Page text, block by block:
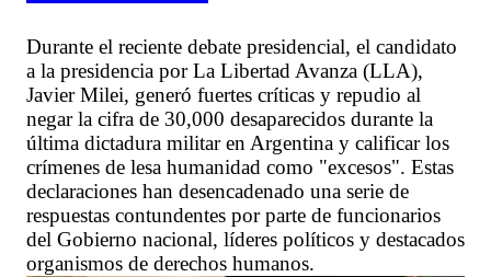
Durante el reciente debate presidencial, el candidato
a la presidencia por La Libertad Avanza (LLA),
Javier Milei, generó fuertes críticas y repudio al
negar la cifra de 30,000 desaparecidos durante la
última dictadura militar en Argentina y calificar los
crímenes de lesa humanidad como "excesos". Estas
declaraciones han desencadenado una serie de
respuestas contundentes por parte de funcionarios
del Gobierno nacional, líderes políticos y destacados
organismos de derechos humanos.